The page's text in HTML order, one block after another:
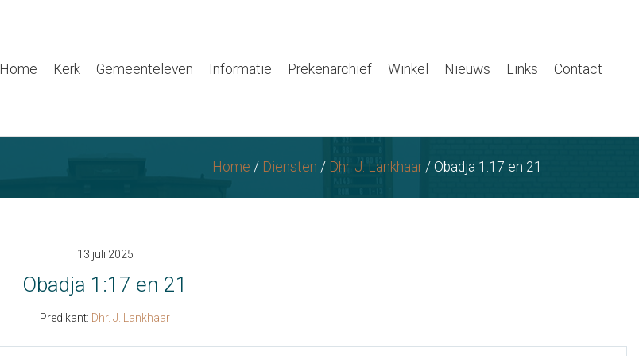
Home
Kerk Gemeenteleven Informatie Prekenarchief Winkel Nieuws Links Contact
Home / Diensten / Dhr. J. Lankhaar/ Obadja 1:17 en 21
13 juli 2025
Obadja 1:17 en 21
Predikant: Dhr. J. Lankhaar